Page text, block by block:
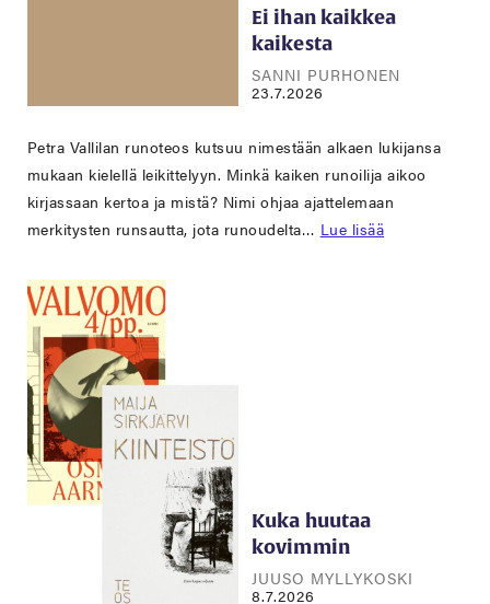
Ei ihan kaikkea
kaikesta
SANNI PURHONEN
23.7.2026
Petra Vallilan runoteos kutsuu nimestään alkaen lukijansa
mukaan kielellä leikittelyyn. Minkä kaiken runoilija aikoo
kirjassaan kertoa ja mistä? Nimi ohjaa ajattelemaan
merkitysten runsautta, jota runoudelta… Lue lisää
Kuka huutaa
kovimmin
JUUSO MYLLYKOSKI
8.7.2026